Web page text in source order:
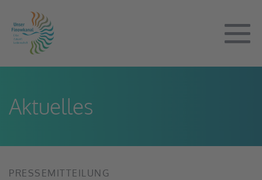
Inhalt
springen
Aktuelles
PRESSEMITTEILUNG